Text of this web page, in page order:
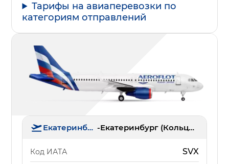
Тарифы на авиаперевозки по
категориям отправлений
Екатеринбург - Екатеринбург (Кольцово)
Код ИАТА SVX